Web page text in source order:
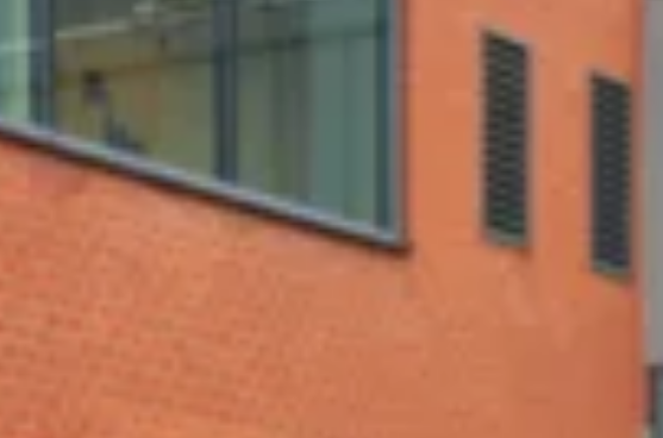
Η φόρτιση ηλεκτρικών οχημάτων αποτελεί πλέον βασική ανάγκη για
ενισχύετε την πιστότητα των υφιστάμενων πελατών.
Αυξήστε τα έσοδα της επιχείρησής σας
Μετατρέψτε τον χώρο σας σε σημείο φόρτισης ηλεκτρικών οχημάτων και
Η εγκατάσταση σταθμών φόρτισης EV αυξάνει την αξία και την